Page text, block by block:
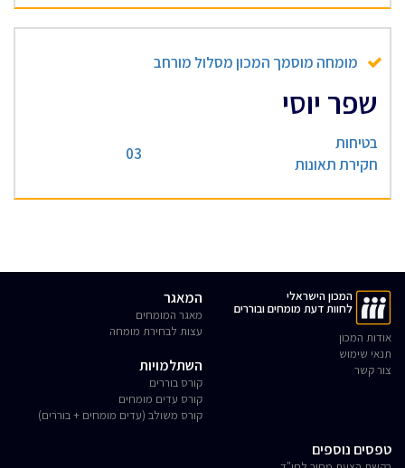
מומחה מוסמך המכון מסלול מורחב
שפר יוסי
בטיחות
חקירת תאונות
03
המכון הישראלי
לחוות דעת מומחים ובוררים
אודות המכון
תנאי שימוש
צור קשר
המאגר
מאגר המומחים
עצות לבחירת מומחה
השתלמויות
קורס בוררים
קורס עדים מומחים
קורס משולב (עדים מומחים + בוררים)
טפסים נוספים